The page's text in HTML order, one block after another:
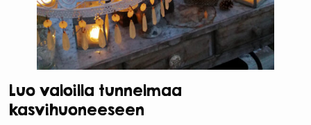
Luo valoilla tunnelmaa
kasvihuoneeseen